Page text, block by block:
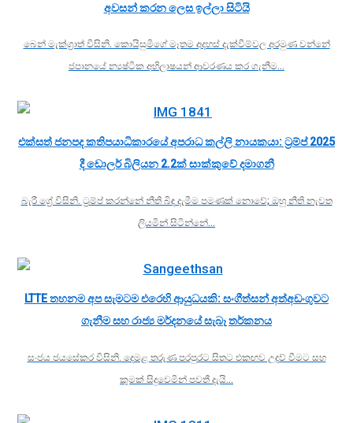
අවසන් කරන ලෙස ඉල්ලා සිටියි
බෙන් මැක්ග්‍රාත් විසිනි. කොයිසුමිගේ මෑතම අදහස් දැක්වීම්වල අරමුණ වන්නේ
ජපානයේ න්‍යෂ්ටික අභිලාෂයන් ආවරණය කර ගැනීම…
එක්සත් ජනපද කතිපයාධිකාරයේ අපරාධ කල්ලි නායකයා: ට්‍රම්ප් 2025
දී ඩොලර් බිලියන 2.2ක් සාක්කුවේ දමාගනී
බැරී ග්‍රේ විසිනි. ට්‍රම්ප් කරන්නේ නීති බිඳ දැමීම පමණක් නොවේ; ඔහු නීති නැවත
ලියමින් සිටින්නේ…
LTTE තහනම අප සැමටම එරෙහි ආයුධයකි: සංගීත්සන් අත්අඩංගුවට
ගැනීම සහ රාජ්‍ය මර්දනයේ සැබෑ තර්කනය
සංජය ජයසේකර විසිනි. දෙමළ තරුණ පරපුරට සිතට එකඟව උදව් වීමට සහ
කුමක් සිදුවෙමින් පවතී දැයි…